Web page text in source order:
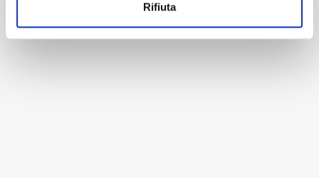
Rifiuta